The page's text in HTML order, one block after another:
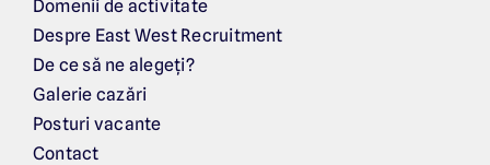
Domenii de activitate
Despre East West Recruitment
De ce să ne alegeți?
Galerie cazări
Posturi vacante
Contact